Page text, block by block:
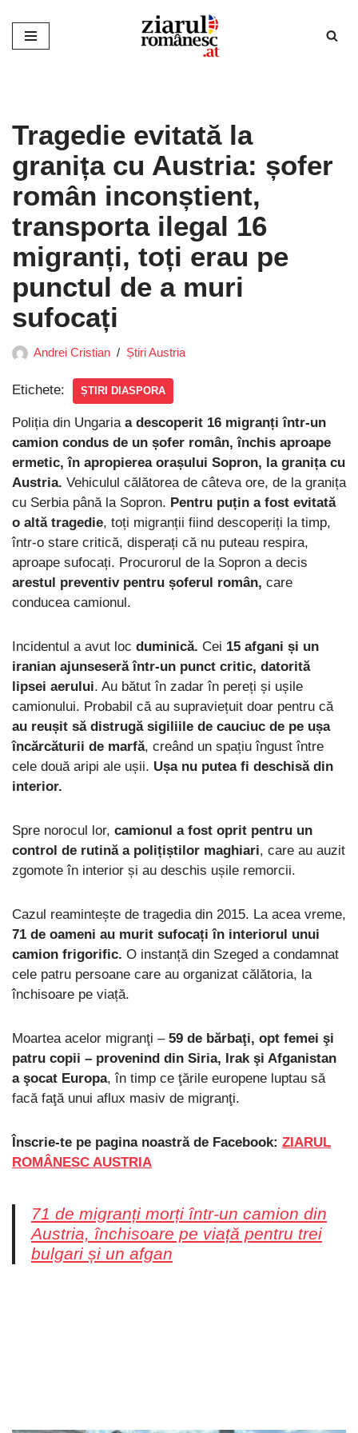
Sari
Tragedie evitată la
granița cu Austria: șofer
român inconștient,
transporta ilegal 16
migranți, toți erau pe
punctul de a muri
sufocați
Andrei Cristian Știri Austria
Etichete: ȘTIRI DIASPORA
Poliția din Ungariaa descoperit 16 migranți într-un
camion condus de un șofer român, închis aproape
ermetic, în apropierea orașului Sopron, la granița cu
Austria. Vehiculul călătorea de câteva ore, de la granița
cu Serbia până la Sopron. Pentru puțin a fost evitată
o altă tragedie, toți migranții fiind descoperiți la timp,
într-o stare critică, disperați că nu puteau respira,
aproape sufocați. Procurorul de la Sopron a decis
arestul preventiv pentru șoferul român, care
conducea camionul.
Incidentul a avut loc duminică. Cei 15 afgani și un
iranian ajunseseră într-un punct critic, datorită
lipsei aerului. Au bătut în zadar în pereți și ușile
camionului. Probabil că au supraviețuit doar pentru că
au reușit să distrugă sigiliile de cauciuc de pe ușa
încărcăturii de marfă, creând un spațiu îngust între
cele două aripi ale ușii. Ușa nu putea fi deschisă din
interior.
Spre norocul lor, camionul a fost oprit pentru un
control de rutină a polițiștilor maghiari, care au auzit
zgomote în interior și au deschis ușile remorcii.
Cazul reamintește de tragedia din 2015. La acea vreme,
71 de oameni au murit sufocați în interiorul unui
camion frigorific. O instanță din Szeged a condamnat
cele patru persoane care au organizat călătoria, la
închisoare pe viață.
Moartea acelor migranţi – 59 de bărbaţi, opt femei şi
patru copii – provenind din Siria, Irak şi Afganistan
a şocat Europa, în timp ce ţările europene luptau să
facă faţă unui aflux masiv de migranţi.
Înscrie-te pe pagina noastră de Facebook: ZIARUL
ROMÂNESC AUSTRIA
71 de migranți morți într-un camion din
Austria, închisoare pe viață pentru trei
bulgari și un afgan